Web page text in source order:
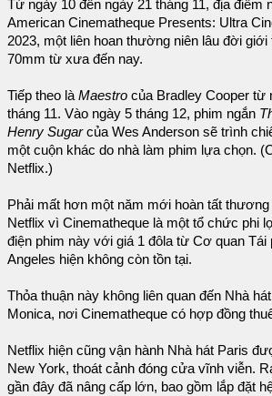
Từ ngày 10 đến ngày 21 tháng 11, địa điểm
American Cinematheque Presents: Ultra
2023, một liên hoan thường niên lâu đời
70mm từ xưa đến nay.
Tiếp theo là Maestro của Bradley Cooper từ
tháng 11. Vào ngày 5 tháng 12, phim ngắn
Henry Sugarcủa Wes Anderson sẽ trình
một cuộn khác do nhà làm phim lựa chọn.
Netflix.)
Phải mất hơn một năm mới hoàn tất
Netflix vì Cinematheque là một tổ chức phi
điện phim này với giá 1 đôla từ Cơ quan Tái
Angeles hiện không còn tồn tại.
Thỏa thuận này không liên quan đến Nhà
Monica, nơi Cinematheque có hợp đồng
Netflix hiện cũng vận hành Nhà hát Paris
New York, thoát cảnh đóng cửa vĩnh viễn.
gần đây đã nâng cấp lớn, bao gồm lắp đặt